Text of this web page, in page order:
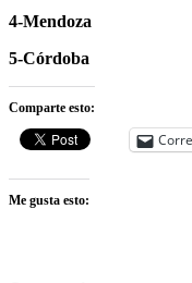
4-Mendoza
5-Córdoba
Comparte esto:
Me gusta esto: